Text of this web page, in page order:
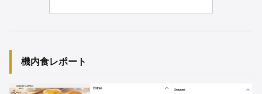
機内食レポート